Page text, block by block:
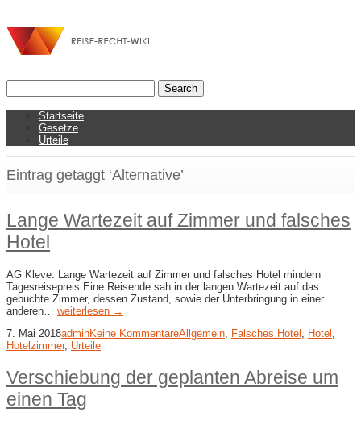
Startseite
Gesetze
Urteile
Eintrag getaggt ‘Alternative’
Lange Wartezeit auf Zimmer und falsches
Hotel
AG Kleve: Lange Wartezeit auf Zimmer und falsches Hotel mindern
Tagesreisepreis Eine Reisende sah in der langen Wartezeit auf das
gebuchte Zimmer, dessen Zustand, sowie der Unterbringung in einer
anderen… weiterlesen →
7. Mai 2018adminKeine KommentareAllgemein, Falsches Hotel , Hotel ,
Hotelzimmer, Urteile
Verschiebung der geplanten Abreise um
einen Tag